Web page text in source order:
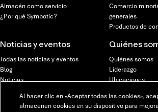
Almacén como servicio
¿Por qué Symbotic?
Comercio
generales
Productos de
Noticias y eventos
Todas las noticias y eventos
Blog
Noticias
Quiénes
Quiénes somos
Liderazgo
Ubicaciones
Oportunidades
Al hacer clic en «Aceptar todas las cookies»,
almacenen cookies en su dispositivo para